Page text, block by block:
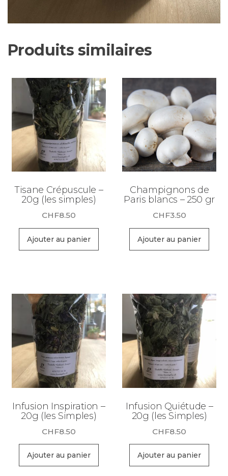
Produits similaires
Tisane Crépuscule –
20g (les simples)
CHF8.50
Ajouter au panier
Champignons de
Paris blancs – 250 gr
CHF3.50
Ajouter au panier
Infusion Inspiration –
20g (les Simples)
CHF8.50
Ajouter au panier
Infusion Quiétude –
20g (les Simples)
CHF8.50
Ajouter au panier